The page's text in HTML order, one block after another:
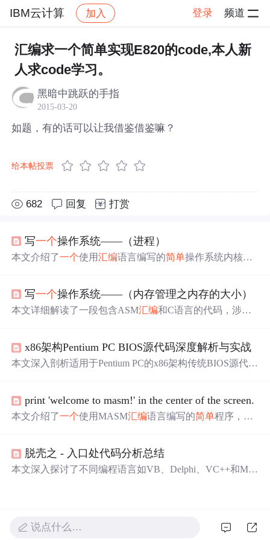
IBM云计算 加入 登录 频道
社区 IBM云计算 帖子详情
汇编求一个简单实现E820的code,本人新
人求code学习。
黑暗中跳跃的手指
2015-03-20
如题，有的话可以让我借鉴借鉴嘛？
给本帖投票
682 回复 打赏
写一个操作系统——（进程）
本文介绍了一个使用汇编语言编写的简单操作系统内核，
入处理、鼠标事件处理及定时器中断处理。
写一个操作系统——（内存管理之内存的大小）
本文详细解读了一段包含ASM汇编和C语言的代码，涉及
用中断15h获取内存信息并用16进制显示在屏幕上。
x86架构Pentium PC BIOS源代码深度解析与实战
本文深入剖析适用于Pentium PC的x86架构传统BIOS源代码
示设备驱动、CMOS配置及引导加载（MBR/INT 15hE820
）等核心固件功能。内容涵盖复位向量执行、段寄存器操
技术支撑。
print 'welcome to masm!' in the center of the screen.
本文介绍了一个使用MASM汇编语言编写的简单程序，该
置字符及其颜色属性，以实现多样化文本展示效果。
脱壳之 - 入口处代码分析总结
本文深入探讨了不同编程语言如VB、Delphi、VC++和MA
说点什么…